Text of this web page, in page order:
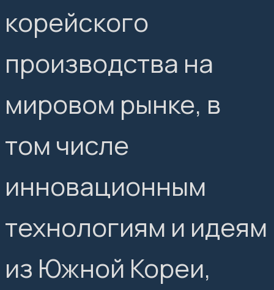
корейского
производства на
мировом рынке, в
том числе
инновационным
технологиям и идеям
из Южной Кореи,